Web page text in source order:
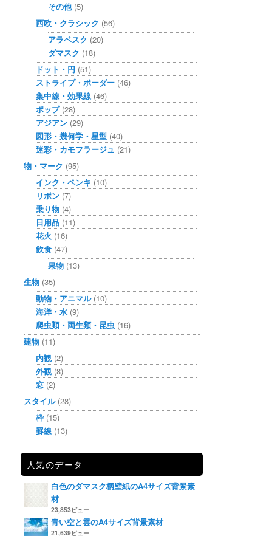
その他(5)
西欧・クラシック (56)
アラベスク (20)
ダマスク (18)
ドット・円 (51)
ストライプ・ボーダー (46)
集中線・効果線 (46)
ポップ(28)
アジアン (29)
図形・幾何学・星型 (40)
迷彩・カモフラージュ (21)
物・マーク (95)
インク・ペンキ (10)
リボン (7)
乗り物 (4)
日用品 (11)
花火 (16)
飲食 (47)
果物 (13)
生物 (35)
動物・アニマル(10)
海洋・水 (9)
爬虫類・両生類・昆虫 (16)
建物 (11)
内観 (2)
外観 (8)
窓 (2)
スタイル(28)
枠 (15)
罫線 (13)
人気のデータ
白色のダマスク柄壁紙のA4サイズ背景素
材
23,853ビュー
青い空と雲のA4サイズ背景素材
21,639ビュー